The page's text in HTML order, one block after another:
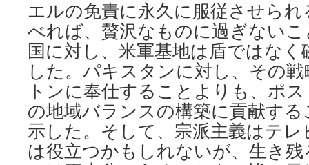
エルの免責に永久に服従させら
べれば、贅沢なものに過ぎない
国に対し、米軍基地は盾ではな
した。パキスタンに対し、その
トンに奉仕することよりも、ポ
の地域バランスの構築に貢献す
示した。そして、宗派主義はテレ
は役立つかもしれないが、生き